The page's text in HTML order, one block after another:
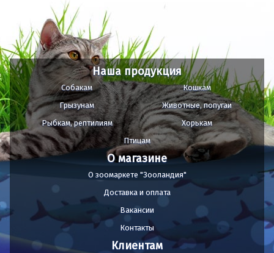
Наша продукция
Собакам
Кошкам
Грызунам
Животные, попугаи
Рыбкам, рептилиям
Хорькам
Птицам
О магазине
О зоомаркете "Зооландия"
Доставка и оплата
Вакансии
Контакты
Клиентам